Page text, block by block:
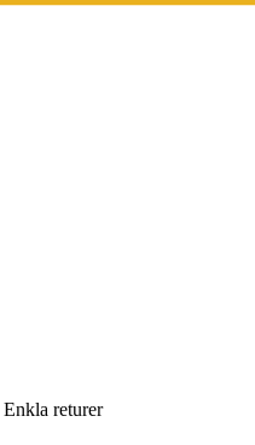
Enkla returer